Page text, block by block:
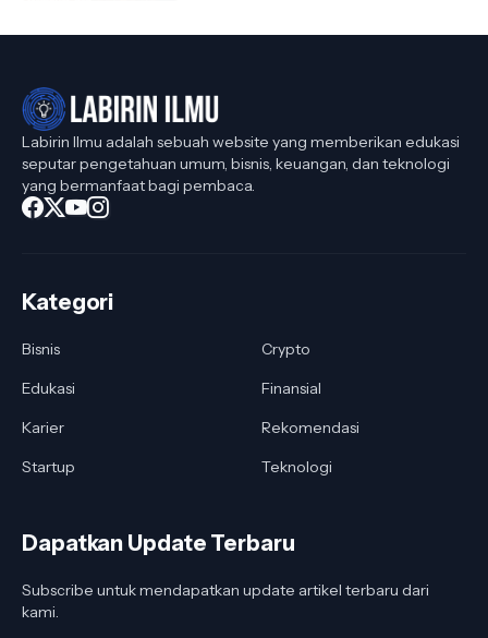
Labirin Ilmu adalah sebuah website yang memberikan edukasi
seputar pengetahuan umum, bisnis, keuangan, dan teknologi
yang bermanfaat bagi pembaca.
Kategori
Bisnis
Crypto
Edukasi
Finansial
Karier
Rekomendasi
Startup
Teknologi
Dapatkan Update Terbaru
Subscribe untuk mendapatkan update artikel terbaru dari
kami.